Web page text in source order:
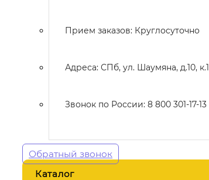
Прием заказов: Круглосуточно
Адреса: СПб, ул. Шаумяна, д.10, к.1
Звонок по России: 8 800 301-17-13
Обратный звонок
Каталог